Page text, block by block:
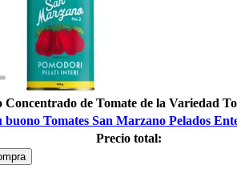
de Tomate de la Variedad
Tomates San Marzano Pelados
Precio total: